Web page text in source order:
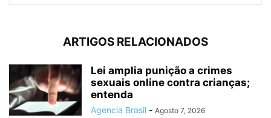
ARTIGOS RELACIONADOS
Lei amplia punição a crimes
sexuais online contra crianças;
entenda
Agencia Brasil - Agosto 7, 2026